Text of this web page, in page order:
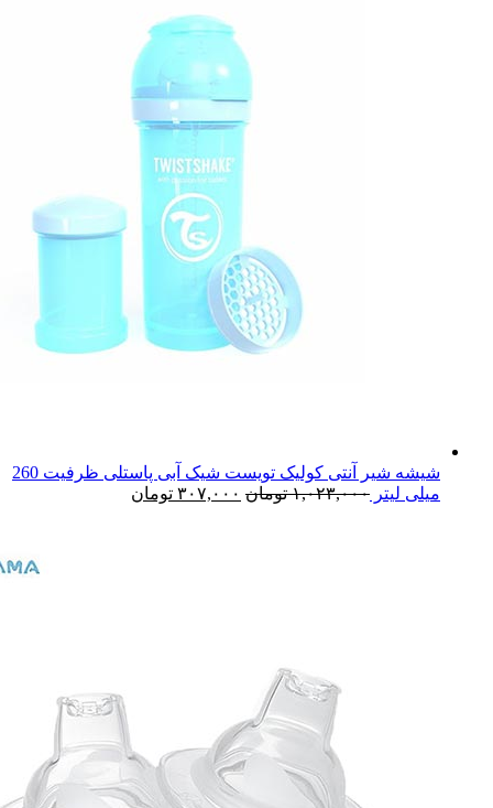
شیشه شیر آنتی کولیک تویست شیک آبی پاستلی ظرفیت 260
میلی لیتر ۱,۰۲۳,۰۰۰ تومان ۳۰۷,۰۰۰ تومان